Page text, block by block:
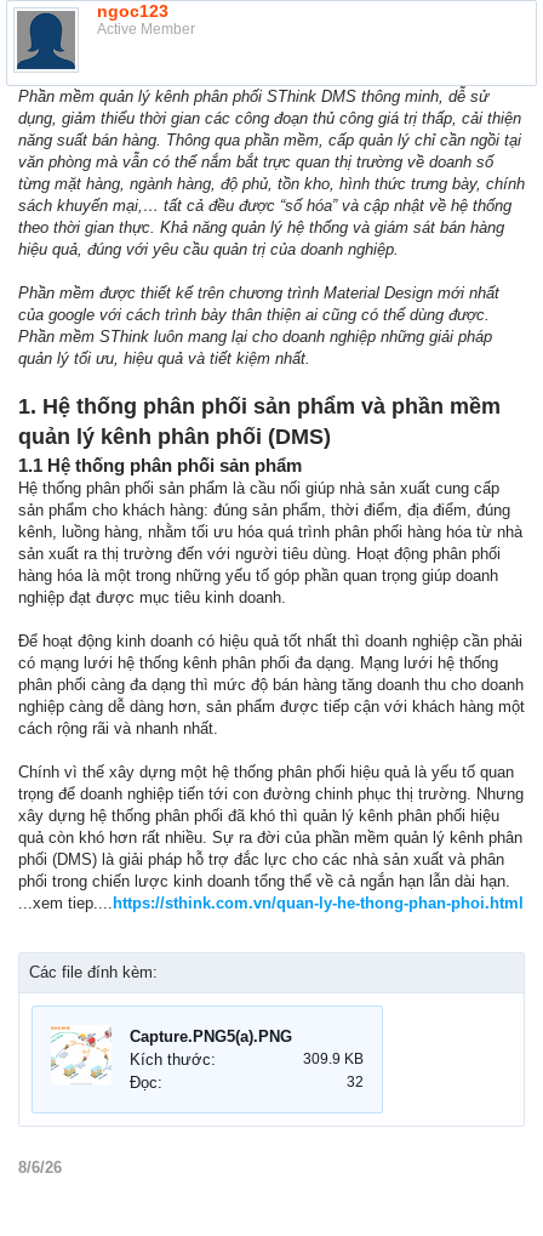
ngoc123
Active Member
Phần mềm quản lý kênh phân phối SThink DMS thông minh, dễ sử
dụng, giảm thiểu thời gian các công đoạn thủ công giá trị thấp, cải thiện
năng suất bán hàng. Thông qua phần mềm, cấp quản lý chỉ cần ngồi tại
văn phòng mà vẫn có thể nắm bắt trực quan thị trường về doanh số
từng mặt hàng, ngành hàng, độ phủ, tồn kho, hình thức trưng bày, chính
sách khuyến mại,… tất cả đều được “số hóa” và cập nhật về hệ thống
theo thời gian thực. Khả năng quản lý hệ thống và giám sát bán hàng
hiệu quả, đúng với yêu cầu quản trị của doanh nghiệp.
Phần mềm được thiết kế trên chương trình Material Design mới nhất
của google với cách trình bày thân thiện ai cũng có thể dùng được.
Phần mềm SThink luôn mang lại cho doanh nghiệp những giải pháp
quản lý tối ưu, hiệu quả và tiết kiệm nhất.
1. Hệ thống phân phối sản phẩm và phần mềm
quản lý kênh phân phối (DMS)
1.1 Hệ thống phân phối sản phẩm
Hệ thống phân phối sản phẩm là cầu nối giúp nhà sản xuất cung cấp
sản phẩm cho khách hàng: đúng sản phẩm, thời điểm, địa điểm, đúng
kênh, luồng hàng, nhằm tối ưu hóa quá trình phân phối hàng hóa từ nhà
sản xuất ra thị trường đến với người tiêu dùng. Hoạt động phân phối
hàng hóa là một trong những yếu tố góp phần quan trọng giúp doanh
nghiệp đạt được mục tiêu kinh doanh.
Để hoạt động kinh doanh có hiệu quả tốt nhất thì doanh nghiệp cần phải
có mạng lưới hệ thống kênh phân phối đa dạng. Mạng lưới hệ thống
phân phối càng đa dạng thì mức độ bán hàng tăng doanh thu cho doanh
nghiệp càng dễ dàng hơn, sản phẩm được tiếp cận với khách hàng một
cách rộng rãi và nhanh nhất.
Chính vì thế xây dựng một hệ thống phân phối hiệu quả là yếu tố quan
trọng để doanh nghiệp tiến tới con đường chinh phục thị trường. Nhưng
xây dựng hệ thống phân phối đã khó thì quản lý kênh phân phối hiệu
quả còn khó hơn rất nhiều. Sự ra đời của phần mềm quản lý kênh phân
phối (DMS) là giải pháp hỗ trợ đắc lực cho các nhà sản xuất và phân
phối trong chiến lược kinh doanh tổng thể về cả ngắn hạn lẫn dài hạn.
...xem tiep.... https://sthink.com.vn/quan-ly-he-thong-phan-phoi.html
Các file đính kèm:
Capture.PNG5(a).PNG
Kích thước:
309.9 KB
Đọc: 32
8/6/26